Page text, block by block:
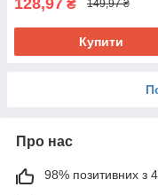
₴ 149,97 ₴
Купити
Про нас
98% позитивних з